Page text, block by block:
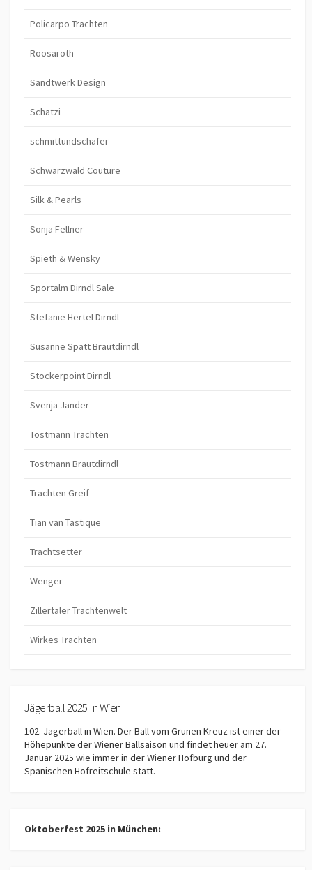
Policarpo Trachten
Roosaroth
Sandtwerk Design
Schatzi
schmittundschäfer
Schwarzwald Couture
Silk & Pearls
Sonja Fellner
Spieth & Wensky
Sportalm Dirndl Sale
Stefanie Hertel Dirndl
Susanne Spatt Brautdirndl
Stockerpoint Dirndl
Svenja Jander
Tostmann Trachten
Tostmann Brautdirndl
Trachten Greif
Tian van Tastique
Trachtsetter
Wenger
Zillertaler Trachtenwelt
Wirkes Trachten
Jägerball 2025 In Wien
102. Jägerball in Wien. Der Ball vom Grünen Kreuz ist einer der
Höhepunkte der Wiener Ballsaison und findet heuer am 27.
Januar 2025 wie immer in der Wiener Hofburg und der
Spanischen Hofreitschule statt.
Oktoberfest 2025 in München: